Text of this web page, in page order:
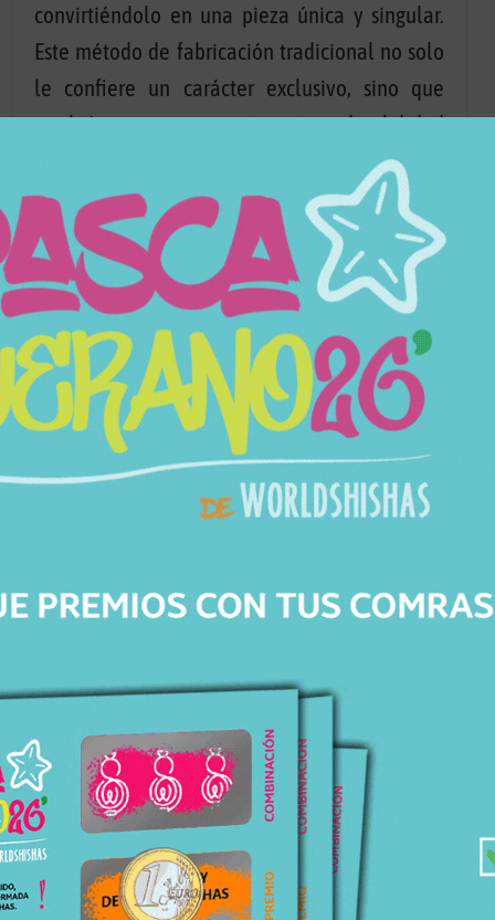
convirtiéndolo en una pieza única y singular.
Este método de fabricación tradicional no solo
le confiere un carácter exclusivo, sino que
también aporta una resistencia y durabilidad
Con un diseño robusto y elegante, el punzón de
cachimba Werkbund es el complemento
perfecto para quienes aprecian la calidad y el
detalle en cada aspecto de su experiencia de
shisha.
Características
144614394
Marca Werkbund
Stock En Stock
14,95€